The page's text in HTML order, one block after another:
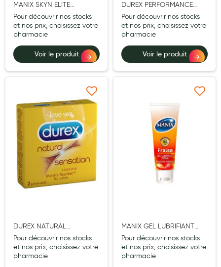
Gammes spécifiques tisanes allaitement et compléments
maternité
Nature
Aromathérapie
Diététique minceur
Régimes médicaux
Gemmothérapie
Confiserie
Voies respiratoires
Oligothérapie
Médicaments et Santé
Premiers soins
Pansements
MANIX SKYN ELITE
PRESERVATIF 20
Pour découvrir nos stocks
et nos prix, choisissez votre
pharmacie
Voir le produit
DUREX PERFORMANCE
BOOSTER PRESERVATIF 10
Pour découvrir nos stocks
et nos prix, choisissez votre
pharmacie
Voir le produit
DUREX NATURAL
Pour découvrir nos stocks
et nos prix, choisissez votre
pharmacie
Ajouter à ma liste d’envie
MANIX GEL LUBRIFIANT
FRAISE 80ML
Pour découvrir nos stocks
et nos prix, choisissez votre
pharmacie
Ajouter à ma liste